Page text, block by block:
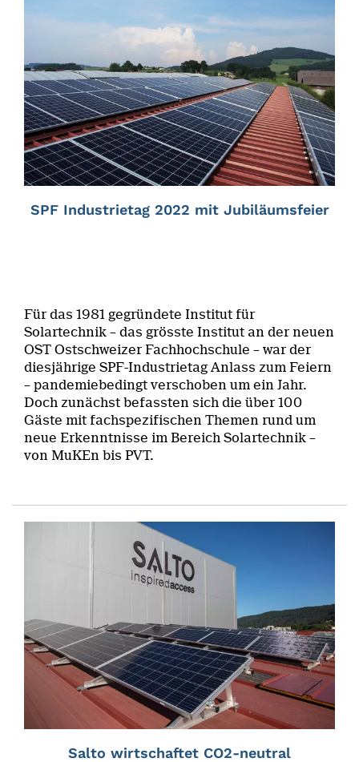
SPF Industrietag 2022 mit Jubiläumsfeier
Für das 1981 gegründete Institut für
Solartechnik – das grösste Institut an der neuen
OST Ostschweizer Fachhochschule – war der
diesjährige SPF-Industrietag Anlass zum Feiern
– pandemiebedingt verschoben um ein Jahr.
Doch zunächst befassten sich die über 100
Gäste mit fachspezifischen Themen rund um
neue Erkenntnisse im Bereich Solartechnik –
von MuKEn bis PVT.
Salto wirtschaftet CO2-neutral